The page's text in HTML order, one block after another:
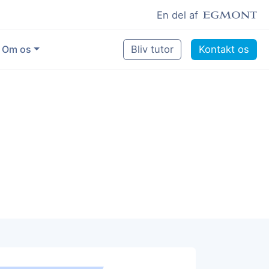
En del af
Om os Bliv tutor Kontakt os